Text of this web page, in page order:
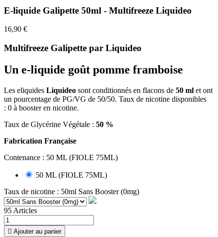
E-liquide Galipette 50ml - Multifreeze Liquideo
16,90 €
Multifreeze Galipette par Liquideo
Un e-liquide goût pomme framboise
Les eliquides Liquideo sont conditionnés en flacons de 50 ml et ont
un pourcentage de PG/VG de 50/50. Taux de nicotine disponibles
: 0 à booster en nicotine.
Taux de Glycérine Végétale : 50 %
Fabrication Française
Contenance : 50 ML (FIOLE 75ML)
50 ML (FIOLE 75ML)
Taux de nicotine : 50ml Sans Booster (0mg)
95 Articles
 Ajouter au panier